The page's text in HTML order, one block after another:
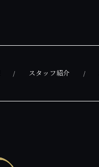
スタッフ紹介